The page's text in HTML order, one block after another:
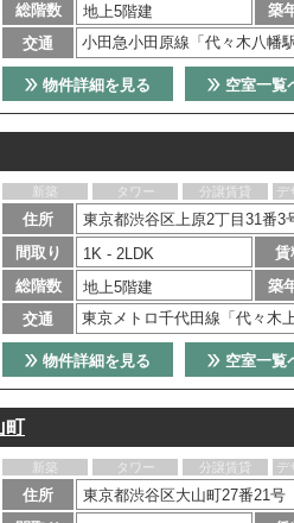
総階数
地上5階建 築
交通
小田急小田原線「代々木八幡
空室一覧
物件詳細を見る
新築 タワー 分譲賃貸 デ
住所
東京都渋谷区上原2丁目31番3
間取り
1K - 2LDK 賃
総階数
地上5階建 築
交通
東京メトロ千代田線「代々木
空室一覧
物件詳細を見る
町
新築 タワー 分譲賃貸 デ
住所
東京都渋谷区大山町27番21号